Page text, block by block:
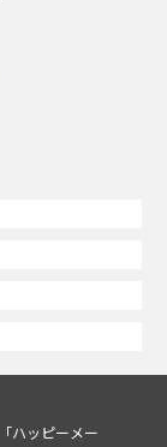
ハッピーメー